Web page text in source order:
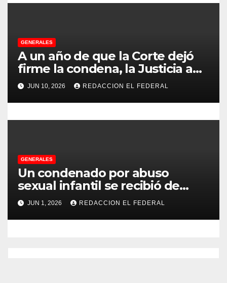
d
a
s
GENERALES
A un año de que la Corte dejó
firme la condena, la Justicia aún
no pudo decomisarle ni un peso
a CFK
JUN 10, 2026 REDACCION EL FEDERAL
GENERALES
Un condenado por abuso
sexual infantil se recibió de
psicopedagogo dentro del
Servicio Penitenciario de La
Rioja
JUN 1, 2026 REDACCION EL FEDERAL